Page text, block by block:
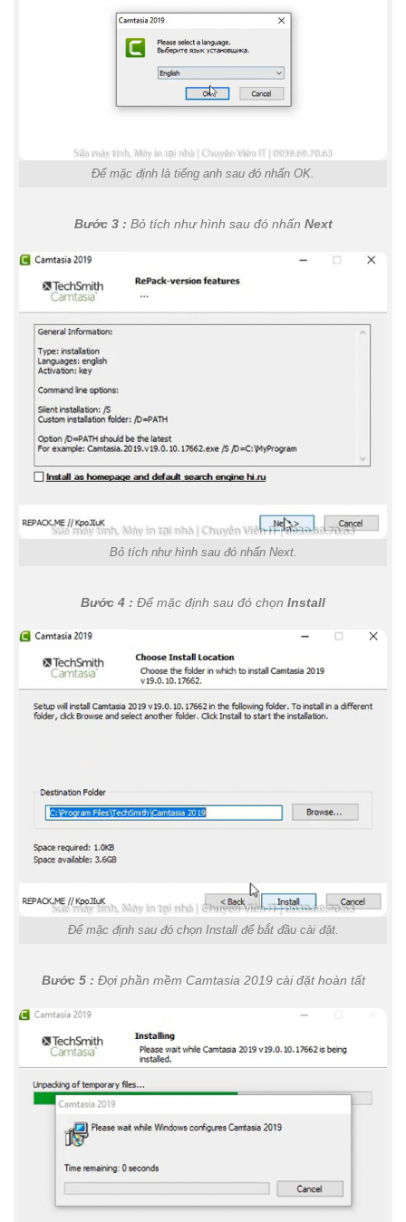
Để mặc định là tiếng anh sau đó nhấn OK.
Bước 3 : Bỏ tích như hình sau đó nhấn Next
Bỏ tích như hình sau đó nhấn Next.
Bước 4 : Để mặc định sau đó chọn Install
Để mặc định sau đó chọn Install để bắt đầu cài đặt.
Bước 5 : Đợi phần mềm Camtasia 2019 cài đặt hoàn tất